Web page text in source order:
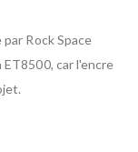
Rock Space
car l'encre